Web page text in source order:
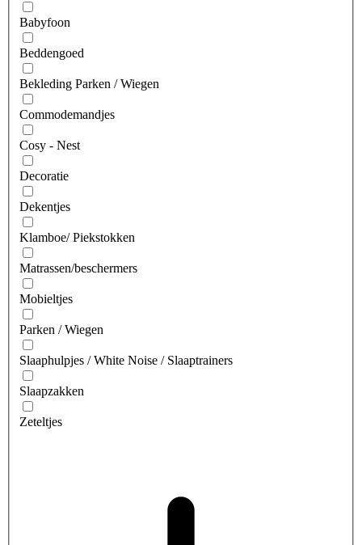
Babyfoon
Beddengoed
Bekleding Parken / Wiegen
Commodemandjes
Cosy - Nest
Decoratie
Dekentjes
Klamboe/ Piekstokken
Matrassen/beschermers
Mobieltjes
Parken / Wiegen
Slaaphulpjes / White Noise / Slaaptrainers
Slaapzakken
Zeteltjes